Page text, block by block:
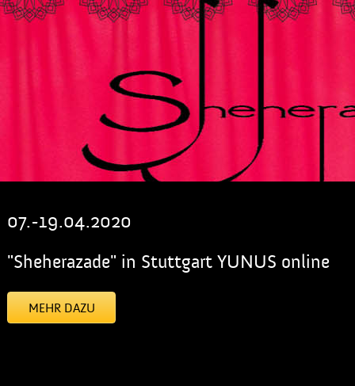
07.-19.04.2020
"Sheherazade" in Stuttgart YUNUS online
MEHR DAZU